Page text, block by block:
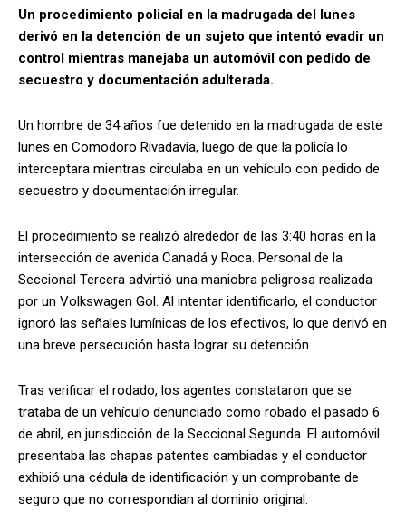
Un procedimiento policial en la madrugada del lunes
derivó en la detención de un sujeto que intentó evadir un
control mientras manejaba un automóvil con pedido de
secuestro y documentación adulterada.
Un hombre de 34 años fue detenido en la madrugada de este
lunes en Comodoro Rivadavia, luego de que la policía lo
interceptara mientras circulaba en un vehículo con pedido de
secuestro y documentación irregular.
El procedimiento se realizó alrededor de las 3:40 horas en la
intersección de avenida Canadá y Roca. Personal de la
Seccional Tercera advirtió una maniobra peligrosa realizada
por un Volkswagen Gol. Al intentar identificarlo, el conductor
ignoró las señales lumínicas de los efectivos, lo que derivó en
una breve persecución hasta lograr su detención.
Tras verificar el rodado, los agentes constataron que se
trataba de un vehículo denunciado como robado el pasado 6
de abril, en jurisdicción de la Seccional Segunda. El automóvil
presentaba las chapas patentes cambiadas y el conductor
exhibió una cédula de identificación y un comprobante de
seguro que no correspondían al dominio original.